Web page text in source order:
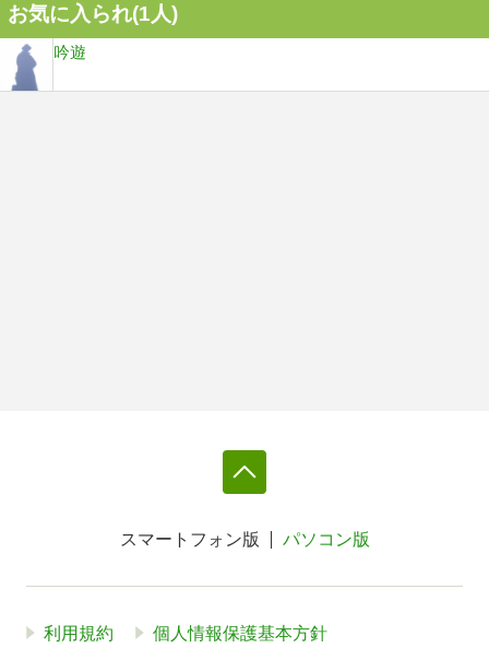
お気に入られ(1人)
吟遊
スマートフォン版 パソコン版
利用規約 個人情報保護基本方針